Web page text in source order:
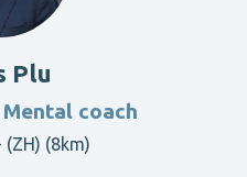
Plu
coach
(8km)